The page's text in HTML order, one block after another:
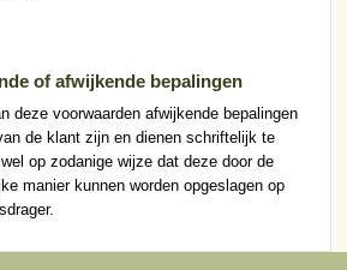
of afwijkende bepalingen
deze voorwaarden afwijkende bepalingen
de klant zijn en dienen schriftelijk te
op zodanige wijze dat deze door de
manier kunnen worden opgeslagen op